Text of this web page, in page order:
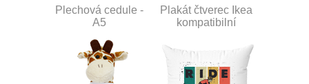
Plechová cedule -
A5
Plakát čtverec Ikea
kompatibilní